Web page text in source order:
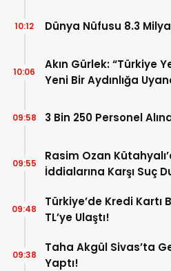
Dünya Nüfusu 8.3
10:12
Akın Gürlek: “Türkiye
Yeni Bir Aydınlığa
10:06
3 Bin 250 Personel
09:58
Rasim Ozan
İddialarına Karşı Suç
09:55
Türkiye’de Kredi Kartı
TL’ye Ulaştı!
09:48
Taha Akgül Sivas’ta
Yaptı!
09:38